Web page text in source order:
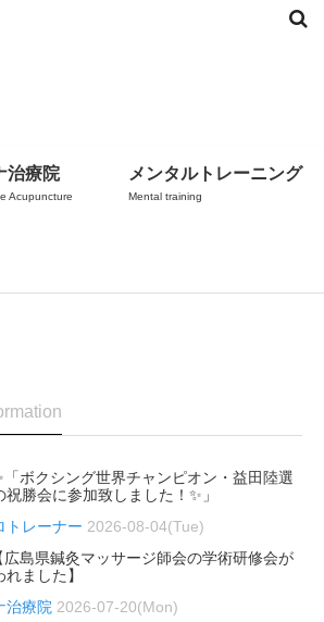
治療院
Acupuncture
メンタルトレーニング
Mental training
「ボクシング世界チャンピオン・益田陸選
祝勝会に参加致しました！✨」
トレーナー 2026-08-04(Tue)
広島県鍼灸マッサージ師会の学術研修会が
れました】
治療院 2026-07-20(Mon)